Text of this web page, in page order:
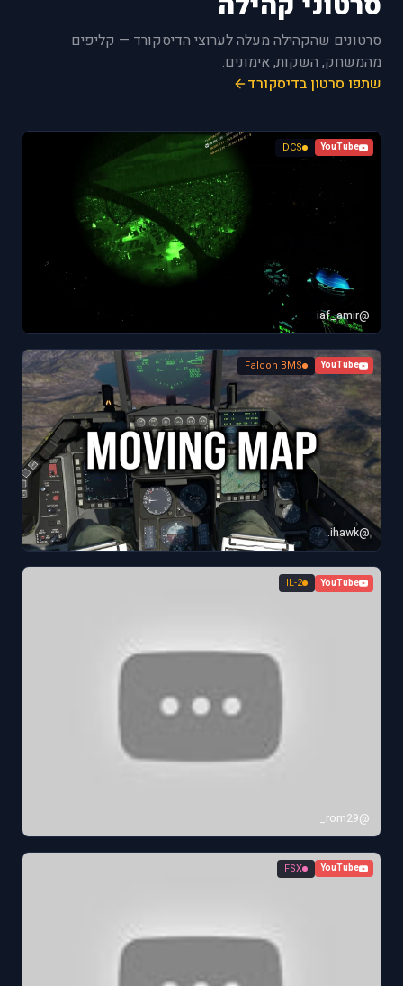
סרטונים שהקהילה מעלה לערוצי הדיסקורד — קליפים
מהמשחק, השקות, אימונים.
שתפו סרטון בדיסקורד
YouTube
DCS
@iaf_amir
YouTube
Falcon BMS
@ihawk.
YouTube
IL-2
@rom29_
YouTube
FSX